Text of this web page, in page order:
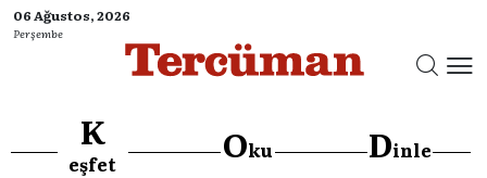
06 Ağustos, 2026
Perşembe
K
eşfet Oku Dinle